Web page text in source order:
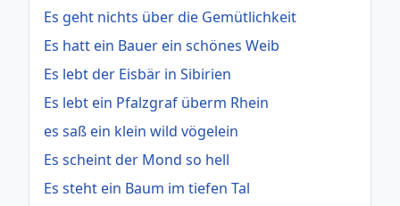
Es geht nichts über die Gemütlichkeit
Es hatt ein Bauer ein schönes Weib
Es lebt der Eisbär in Sibirien
Es lebt ein Pfalzgraf überm Rhein
es saß ein klein wild vögelein
Es scheint der Mond so hell
Es steht ein Baum im tiefen Tal